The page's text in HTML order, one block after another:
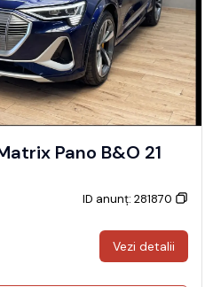
Pano B&O 21
ID anunț: 281870
Vezi detalii